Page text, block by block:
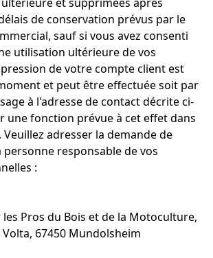
de conservation prévus par le
sauf si vous avez consenti
utilisation ultérieure de vos
de votre compte client est
et peut être effectuée soit par
à l'adresse de contact décrite ci-
une fonction prévue à cet effet dans
adresser la demande de
responsable de vos
:
les Pros du Bois et de la Motoculture,
Volta, 67450 Mundolsheim